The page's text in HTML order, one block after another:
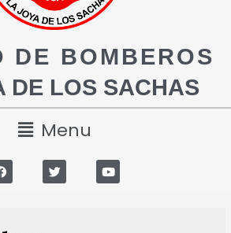
DE BOMBEROS
DE LOS SACHAS
Menu